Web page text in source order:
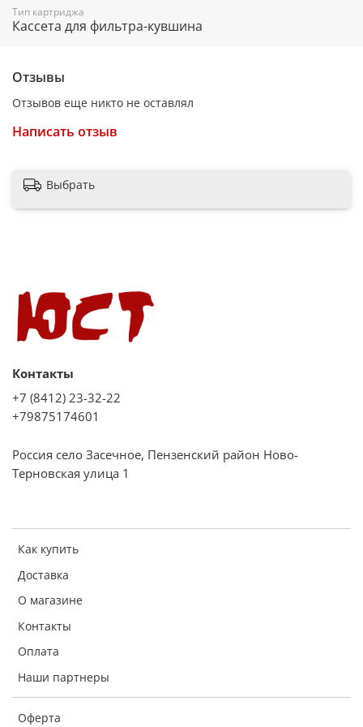
фильтрующих материалов в очищенную воду.
Тип картриджа
Кассета для фильтра-кувшина
Отзывы
Отзывов еще никто не оставлял
Написать отзыв
Выбрать
Как купить
Доставка
О магазине
Контакты
Оплата
Наши партнеры
Оферта
Контакты
+7 (8412) 23-32-22
+79875174601
Россия село Засечное, Пензенский район Ново-
Терновская улица 1